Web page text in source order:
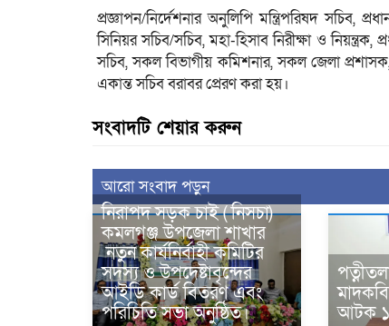
প্রজ্ঞাপন/নির্দেশনার অনুলিপি মন্ত্রিপরিষদ সচিব,
সিনিয়র সচিব/সচিব, মহা-হিসাব নিরীক্ষা ও
সচিব, সকল বিভাগীয় কমিশনার, সকল জেলা প্রশাসক,
একান্ত সচিব বরাবর প্রেরণ করা হয়।
সংবাদটি শেয়ার করুন
আরো সংবাদ পড়ুন
নিরাপদ সড়ক চাই ( নিসচা)
কমলগঞ্জ উপজেলা শাখার
নতুন কার্যনির্বাহী কমিটির
সদস্য ও উপদেষ্টাবৃন্দের
আইডি কার্ড বিতরণ এবং
পরিচিতি সভা অনুষ্ঠিত।
আটক